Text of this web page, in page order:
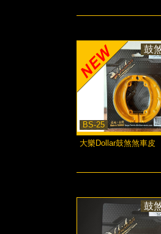
BS-25
鼓
大樂Dollar鼓煞煞車皮
鼓